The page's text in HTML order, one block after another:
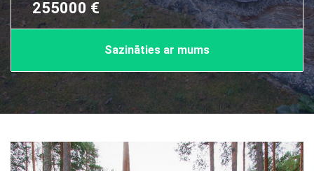
255000 €
Sazināties ar mums